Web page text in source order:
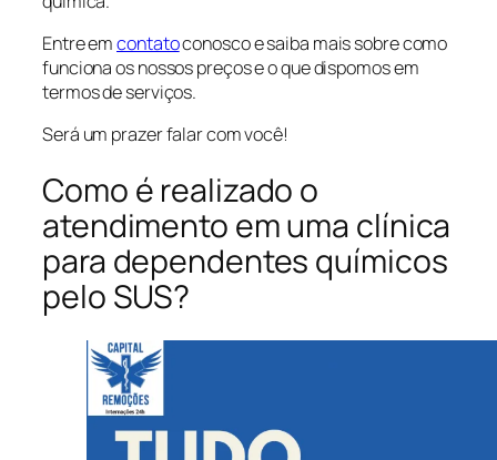
Entre emcontatoconosco e saiba mais sobre como
funciona os nossos preços e o que dispomos em
termos de serviços.
Será um prazer falar com você!
Como é realizado o
atendimento em uma clínica
para dependentes químicos
pelo SUS?